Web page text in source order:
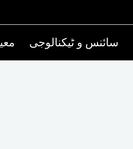
سائنس و ٹیکنالوجی